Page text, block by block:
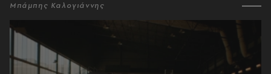
Μπάμπης Καλογιάννης